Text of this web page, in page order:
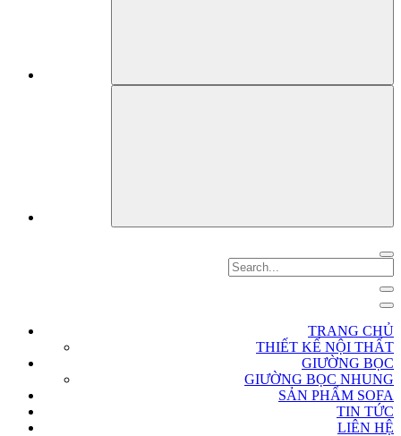
TRANG CHỦ
THIẾT KẾ NỘI THẤT
GIƯỜNG BỌC
GIƯỜNG BỌC NHUNG
SẢN PHẨM SOFA
TIN TỨC
LIÊN HỆ